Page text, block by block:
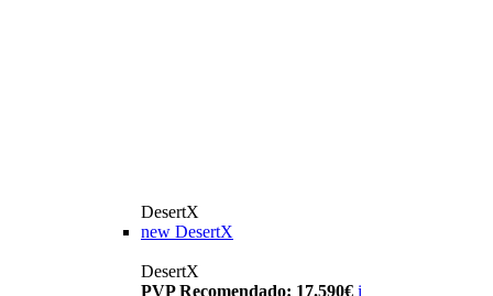
DesertX
new DesertX
DesertX
PVP Recomendado: 17.590€ i